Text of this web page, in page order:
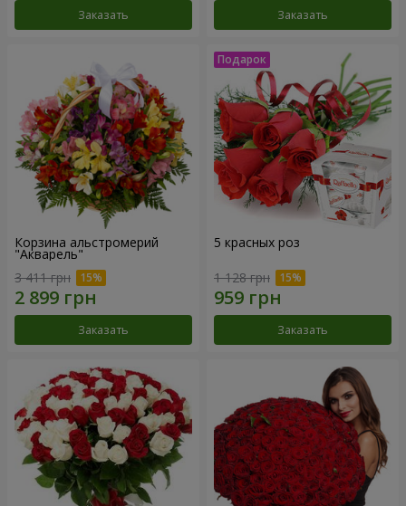
Заказать Заказать
Корзина альстромерий
"Акварель"
3 411 грн
Заказать
5 красных роз
1 128 грн
Заказать